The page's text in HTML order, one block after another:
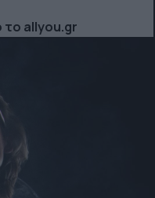
το allyou.gr